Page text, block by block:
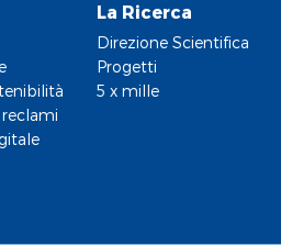
La Ricerca
Direzione Scientifica
Progetti
5 x mille